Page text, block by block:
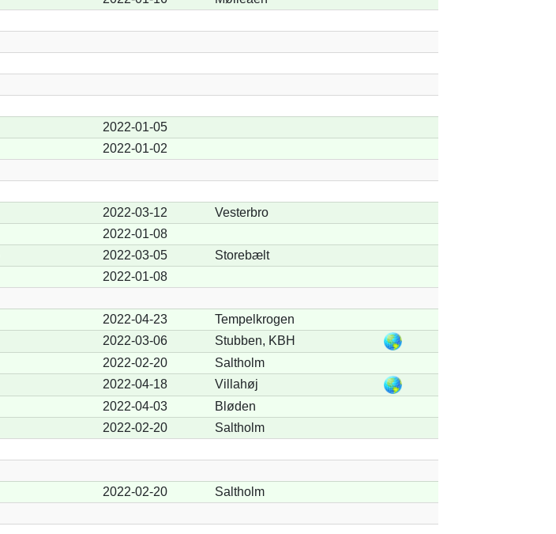
2022-01-05
2022-01-02
2022-03-12
Vesterbro
2022-01-08
2022-03-05
Storebælt
2022-01-08
2022-04-23
Tempelkrogen
2022-03-06
Stubben, KBH
2022-02-20
Saltholm
2022-04-18
Villahøj
2022-04-03
Bløden
2022-02-20
Saltholm
2022-02-20
Saltholm